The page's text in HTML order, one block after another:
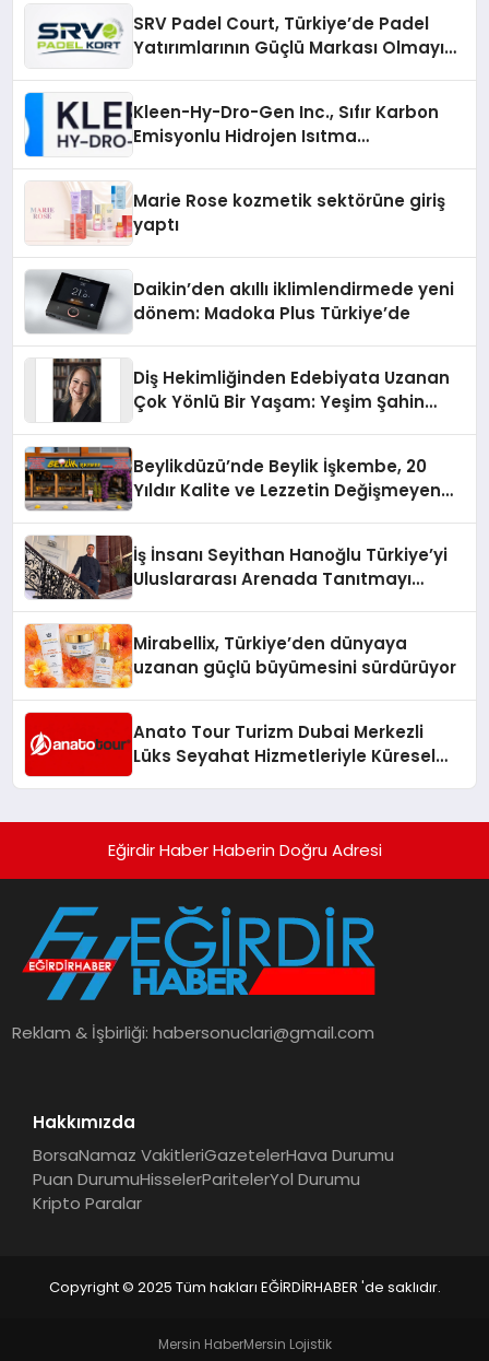
SRV Padel Court, Türkiye’de Padel
Yatırımlarının Güçlü Markası Olmayı
Kleen-Hy-Dro-Gen Inc., Sıfır Karbon
Emisyonlu Hidrojen Isıtma
Marie Rose kozmetik sektörüne giriş
yaptı
Daikin’den akıllı iklimlendirmede yeni
dönem: Madoka Plus Türkiye’de
Diş Hekimliğinden Edebiyata Uzanan
Çok Yönlü Bir Yaşam: Yeşim Şahin
Beylikdüzü’nde Beylik İşkembe, 20
Yıldır Kalite ve Lezzetin Değişmeyen
İş İnsanı Seyithan Hanoğlu Türkiye’yi
Uluslararası Arenada Tanıtmayı
Mirabellix, Türkiye’den dünyaya
uzanan güçlü büyümesini sürdürüyor
Anato Tour Turizm Dubai Merkezli
Lüks Seyahat Hizmetleriyle Küresel
Eğirdir Haber Haberin Doğru Adresi
Reklam & İşbirliği:habersonuclari@gmail.com
Hakkımızda
BorsaNamaz VakitleriGazetelerHava Durumu
Puan DurumuHisselerParitelerYol Durumu
Kripto Paralar
Copyright © 2025 Tüm hakları EĞİRDİRHABER 'de saklıdır.
Mersin HaberMersin Lojistik